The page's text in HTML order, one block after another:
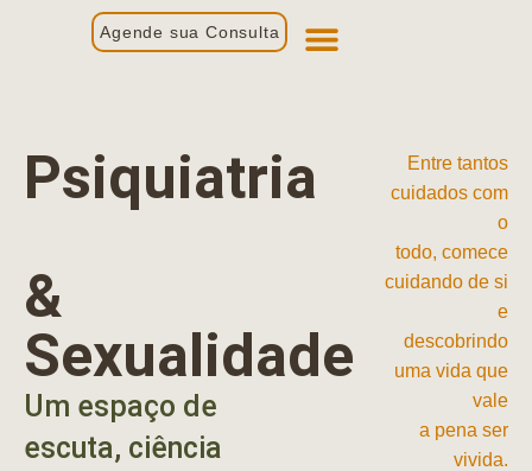
Agende sua Consulta
Psiquiatria
&
Sexualidade
Um espaço de
escuta, ciência
Entre tantos
cuidados com
o
todo, comece
cuidando de si
e
descobrindo
uma vida que
vale
a pena ser
vivida.